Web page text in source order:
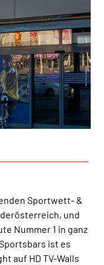
Sportwett- &
und
Nummer 1 in ganz
ist es
auf HD TV-Walls